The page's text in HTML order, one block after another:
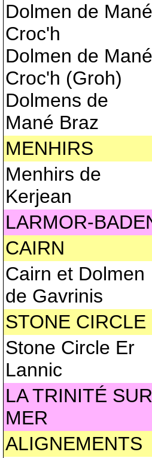
Dolmen de Mané
Croc'h
Dolmen de Mané
Croc'h (Groh)
Dolmens de
Mané Braz
MENHIRS
Menhirs de
Kerjean
LARMOR-
CAIRN
Cairn et Dolmen
de Gavrinis
STONE CIRCLE
Stone Circle Er
Lannic
LA TRINITÉ SUR
MER
ALIGNEMENTS